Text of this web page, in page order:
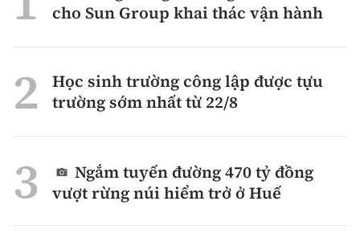
cho Sun Group khai thác vận hành
Học sinh trường công lập được tựu
trường sớm nhất từ 22/8
Ngắm tuyến đường 470 tỷ đồng
vượt rừng núi hiểm trở ở Huế